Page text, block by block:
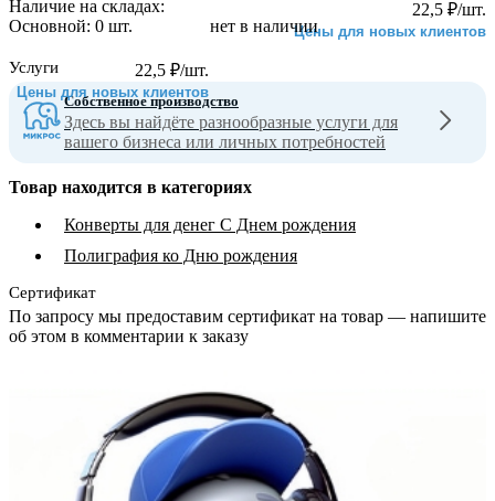
22,5 ₽/шт.
Цены для новых клиентов
нет в наличии
22,5 ₽/шт.
Цены для новых клиентов
Наличие на складах:
Основной: 0 шт.
Услуги
Собственное производство
Здесь вы найдёте разнообразные услуги для
вашего бизнеса или личных потребностей
Товар находится в категориях
Конверты для денег С Днем рождения
Полиграфия ко Дню рождения
Сертификат
По запросу мы предоставим сертификат на товар — напишите
об этом в комментарии к заказу